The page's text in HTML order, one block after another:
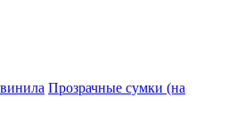
Прозрачные сумки (на